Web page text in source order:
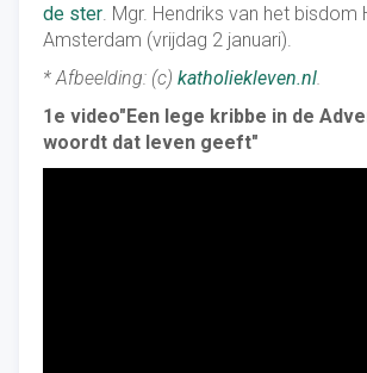
de ster. Mgr. Hendriks van het bisdom
Amsterdam (vrijdag 2 januari).
* Afbeelding: (c) katholiekleven.nl.
1e video"Een lege kribbe in de
woordt dat leven geeft"